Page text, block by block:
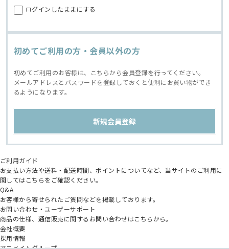
ログインしたままにする
初めてご利用の方・会員以外の方
初めてご利用のお客様は、こちらから会員登録を行ってください。
メールアドレスとパスワードを登録しておくと便利にお買い物ができ
るようになります。
ご利用ガイド
お支払い方法や送料・配送時間、ポイントについてなど、当サイトのご利用に
関してはこちらをご確認ください。
Q&A
お客様から寄せられたご質問などを掲載しております。
お問い合わせ・ユーザーサポート
商品の仕様、通信販売に関するお問い合わせはこちらから。
会社概要
採用情報